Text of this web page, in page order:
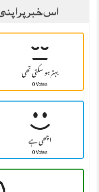
اس خبر پر
بہتر ہو سکتی تھی
0 Votes
اچھی ہے
0 Votes